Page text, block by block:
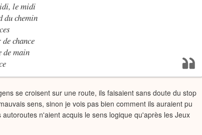
le midi
du chemin
chance
de main
se croisent sur une route, ils faisaient sans doute du stop
sens, sinon je vois pas bien comment ils auraient pu
n'aient acquis le sens logique qu'après les Jeux